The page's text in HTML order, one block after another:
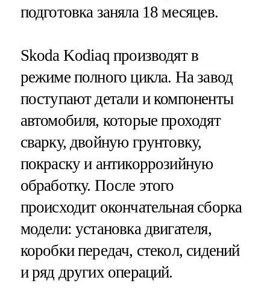
подготовка заняла 18 месяцев.
Skoda Kodiaq производят в
режиме полного цикла. На завод
поступают детали и компоненты
автомобиля, которые проходят
сварку, двойную грунтовку,
покраску и антикоррозийную
обработку. После этого
происходит окончательная сборка
модели: установка двигателя,
коробки передач, стекол, сидений
и ряд других операций.